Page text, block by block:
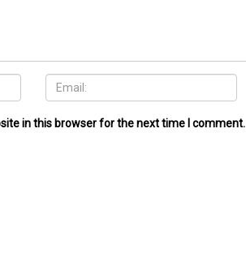
in this browser for the next time I comment.